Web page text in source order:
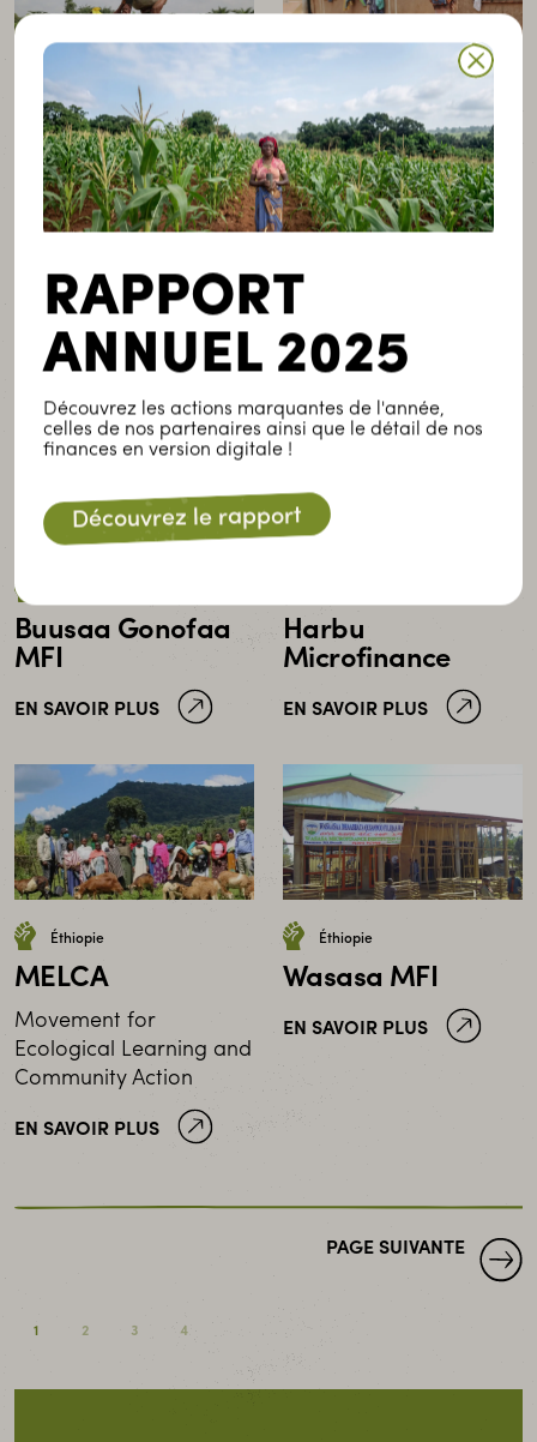
Bénin
RéPAB
Réseau des Producteurs
EN SAVOIR PLUS
Bénin
RENACA
Réseau National des
d’Epargne et de Crédit
Autogérées
EN SAVOIR PLUS
Buusaa Gonofaa
MFI
EN SAVOIR PLUS
Harbu
Microfinance
EN SAVOIR PLUS
Éthiopie
MELCA
Movement for
Ecological Learning and
Community Action
EN SAVOIR PLUS
Éthiopie
Wasasa MFI
EN SAVOIR PLUS
1 2 3 4
PAGE SUIVANTE
RAPPORT
ANNUEL 2025
Découvrez les actions marquantes de l'année,
celles de nos partenaires ainsi que le détail de nos
finances en version digitale !
Découvrez le rapport